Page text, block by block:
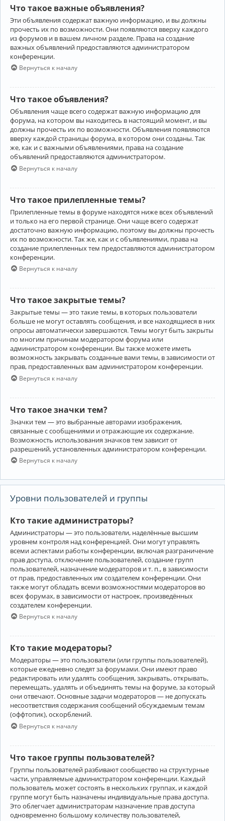
Что такое важные объявления?
Эти объявления содержат важную информацию, и вы должны
прочесть их по возможности. Они появляются вверху каждого
из форумов и в вашем личном разделе. Права на создание
важных объявлений предоставляются администратором
конференции.
Вернуться к началу
Что такое объявления?
Объявления чаще всего содержат важную информацию для
форума, на котором вы находитесь в настоящий момент, и вы
должны прочесть их по возможности. Объявления появляются
вверху каждой страницы форума, в котором они созданы. Так
же, как и с важными объявлениями, права на создание
объявлений предоставляются администратором.
Вернуться к началу
Что такое прилепленные темы?
Прилепленные темы в форуме находятся ниже всех объявлений
и только на его первой странице. Они чаще всего содержат
достаточно важную информацию, поэтому вы должны прочесть
их по возможности. Так же, как и с объявлениями, права на
создание прилепленных тем предоставляются администратором
конференции.
Вернуться к началу
Что такое закрытые темы?
Закрытые темы — это такие темы, в которых пользователи
больше не могут оставлять сообщения, и все находящиеся в них
опросы автоматически завершаются. Темы могут быть закрыты
по многим причинам модератором форума или
администратором конференции. Вы также можете иметь
возможность закрывать созданные вами темы, в зависимости от
прав, предоставленных вам администратором конференции.
Вернуться к началу
Что такое значки тем?
Значки тем — это выбранные авторами изображения,
связанные с сообщениями и отражающие их содержание.
Возможность использования значков тем зависит от
разрешений, установленных администратором конференции.
Вернуться к началу
Уровни пользователей и группы
Кто такие администраторы?
Администраторы — это пользователи, наделённые высшим
уровнем контроля над конференцией. Они могут управлять
всеми аспектами работы конференции, включая разграничение
прав доступа, отключение пользователей, создание групп
пользователей, назначение модераторов и т. п., в зависимости
от прав, предоставленных им создателем конференции. Они
также могут обладать всеми возможностями модераторов во
всех форумах, в зависимости от настроек, произведённых
создателем конференции.
Вернуться к началу
Кто такие модераторы?
Модераторы — это пользователи (или группы пользователей),
которые ежедневно следят за форумами. Они имеют право
редактировать или удалять сообщения, закрывать, открывать,
перемещать, удалять и объединять темы на форуме, за который
они отвечают. Основные задачи модераторов — не допускать
несоответствия содержания сообщений обсуждаемым темам
(оффтопик), оскорблений.
Вернуться к началу
Что такое группы пользователей?
Группы пользователей разбивают сообщество на структурные
части, управляемые администратором конференции. Каждый
пользователь может состоять в нескольких группах, и каждой
группе могут быть назначены индивидуальные права доступа.
Это облегчает администраторам назначение прав доступа
одновременно большому количеству пользователей,